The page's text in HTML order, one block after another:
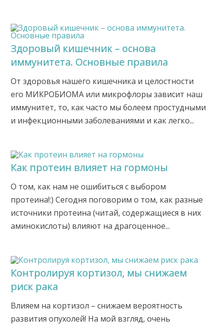
Здоровый кишечник – основа
иммунитета. Основные правила
От здоровья нашего кишечника и целостности
его МИКРОБИОМА или микрофлоры зависит наш
иммунитет, то, как часто мы болеем простудными
и инфекционными заболеваниями и как легко...
Как протеин влияет на гормоны
О том, как нам не ошибиться с выбором
протеина!:) Сегодня поговорим о том, как разные
источники протеина (читай, содержащиеся в них
аминокислоты) влияют на драгоценное...
Контролируя кортизол, мы снижаем
риск рака
Влияем на кортизол – снижаем вероятность
развития опухолей! На мой взгляд, очень